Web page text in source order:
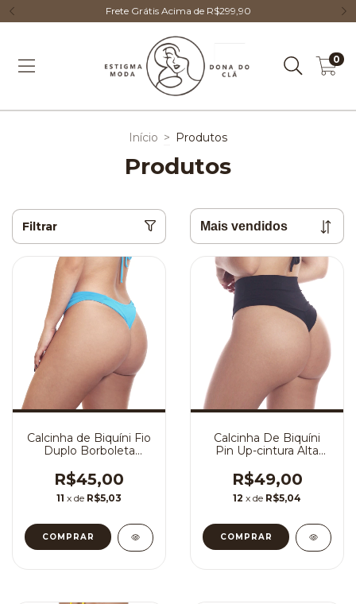
Frete Grátis Acima de R$299,90
0
Início > Produtos
Produtos
Filtrar
Calcinha de Biquíni Fio
Duplo Borboleta
R$45,00
11 x de R$5,03
COMPRAR
Calcinha De Biquíni
Pin Up-cintura Alta
R$49,00
12 x de R$5,04
COMPRAR